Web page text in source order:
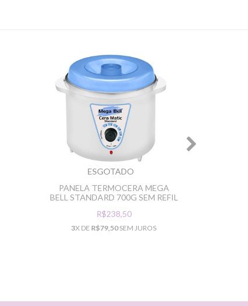
ESGOTADO
PANELA TERMOCERA MEGA
BELL STANDARD 700G SEM REFIL
R$238,50
3X DE R$79,50SEM JUROS